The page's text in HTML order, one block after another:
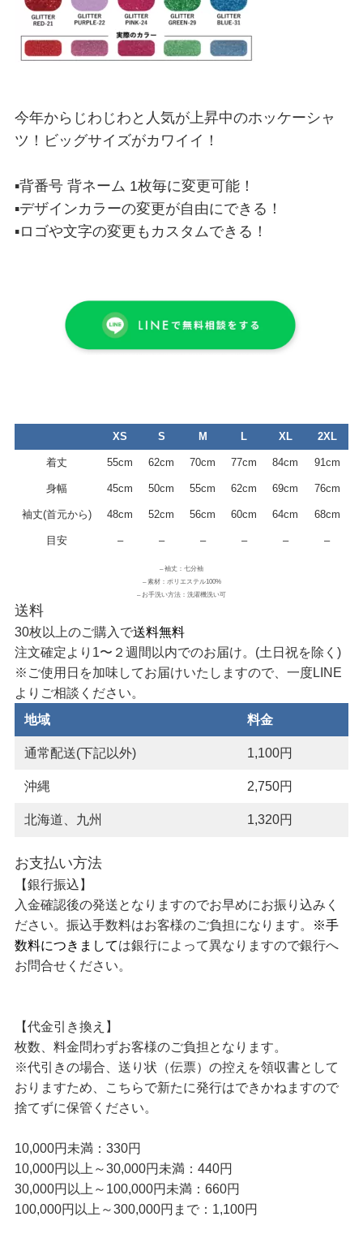
今年からじわじわと人気が上昇中のホッケーシャ
ツ！ビッグサイズがカワイイ！
▪背番号 背ネーム 1枚毎に変更可能！
▪デザインカラーの変更が自由にできる！
▪ロゴや文字の変更もカスタムできる！
XS S M L XL 2XL
着丈 55cm 62cm 70cm 77cm 84cm 91cm
身幅 45cm 50cm 55cm 62cm 69cm 76cm
袖丈(首元から) 48cm 52cm 56cm 60cm 64cm 68cm
目安 – – – – – –
– 袖丈：七分袖
– 素材：ポリエステル100%
– お手洗い方法：洗濯機洗い可
送料
30枚以上のご購入で送料無料
注文確定より1〜２週間以内でのお届け。(土日祝を除く)
※ご使用日を加味してお届けいたしますので、一度LINE
よりご相談ください。
地域
料金
通常配送(下記以外) 1,100円
沖縄 2,750円
北海道、九州 1,320円
お支払い方法
【銀行振込】
入金確認後の発送となりますのでお早めにお振り込みく
ださい。振込手数料はお客様のご負担になります。
※手
数料につきましては銀行によって異なりますので銀行へ
お問合せください。
【代金引き換え】
枚数、料金問わずお客様のご負担となります。
※代引きの場合、送り状（伝票）の控えを領収書として
おりますため、こちらで新たに発行はできかねますので
捨てずに保管ください。
10,000円未満：330円
10,000円以上～30,000円未満：440円
30,000円以上～100,000円未満：660円
100,000円以上～300,000円まで：1,100円